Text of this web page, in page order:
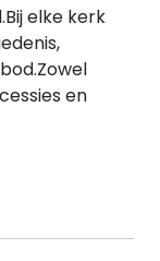
elke kerk
en